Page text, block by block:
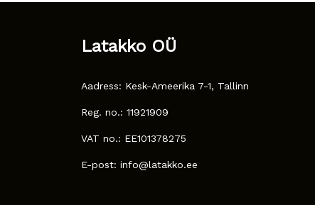
Latakko OÜ
Aadress: Kesk-Ameerika 7-1, Tallinn
Reg. no.: 11921909
VAT no.: EE101378275
E-post: info@latakko.ee